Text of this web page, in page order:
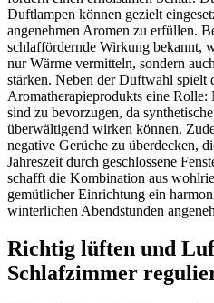
Duftlampen können gezielt
angenehmen Aromen zu erfüllen.
schlaffördernde Wirkung bekannt,
nur Wärme vermitteln, sondern
stärken. Neben der Duftwahl spielt
Aromatherapieprodukts eine
sind zu bevorzugen, da
überwältigend wirken können.
negative Gerüche zu überdecken,
Jahreszeit durch geschlossene
schafft die Kombination aus
gemütlicher Einrichtung ein
winterlichen Abendstunden
Richtig lüften und
Schlafzimmer